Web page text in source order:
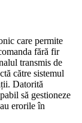
care permite
fără fir
transmis de
către sistemul
Datorită
să gestioneze
erorile în